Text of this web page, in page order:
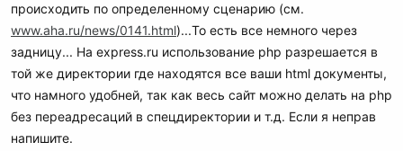
происходить по определенному сценарию (см.
www.aha.ru/news/0141.html)...То есть все немного через
задницу... На express.ru использование php разрешается в
той же директории где находятся все ваши html документы,
что намного удобней, так как весь сайт можно делать на php
без переадресаций в спецдиректории и т.д. Если я неправ
напишите.